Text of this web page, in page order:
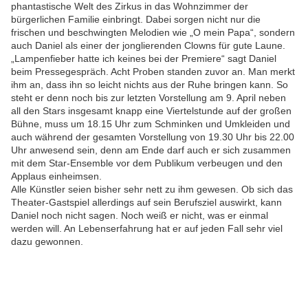
phantastische Welt des Zirkus in das Wohnzimmer der
bürgerlichen Familie einbringt. Dabei sorgen nicht nur die
frischen und beschwingten Melodien wie „O mein Papa“, sondern
auch Daniel als einer der jonglierenden Clowns für gute Laune.
„Lampenfieber hatte ich keines bei der Premiere“ sagt Daniel
beim Pressegespräch. Acht Proben standen zuvor an. Man merkt
ihm an, dass ihn so leicht nichts aus der Ruhe bringen kann. So
steht er denn noch bis zur letzten Vorstellung am 9. April neben
all den Stars insgesamt knapp eine Viertelstunde auf der großen
Bühne, muss um 18.15 Uhr zum Schminken und Umkleiden und
auch während der gesamten Vorstellung von 19.30 Uhr bis 22.00
Uhr anwesend sein, denn am Ende darf auch er sich zusammen
mit dem Star-Ensemble vor dem Publikum verbeugen und den
Applaus einheimsen.
Alle Künstler seien bisher sehr nett zu ihm gewesen. Ob sich das
Theater-Gastspiel allerdings auf sein Berufsziel auswirkt, kann
Daniel noch nicht sagen. Noch weiß er nicht, was er einmal
werden will. An Lebenserfahrung hat er auf jeden Fall sehr viel
dazu gewonnen.